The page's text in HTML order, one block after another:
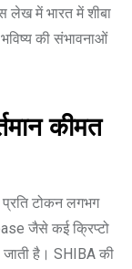
लेख में भारत में शीबा
की संभावनाओं
कीमत
टोकन लगभग
जैसे कई क्रिप्टो
है। SHIBA की